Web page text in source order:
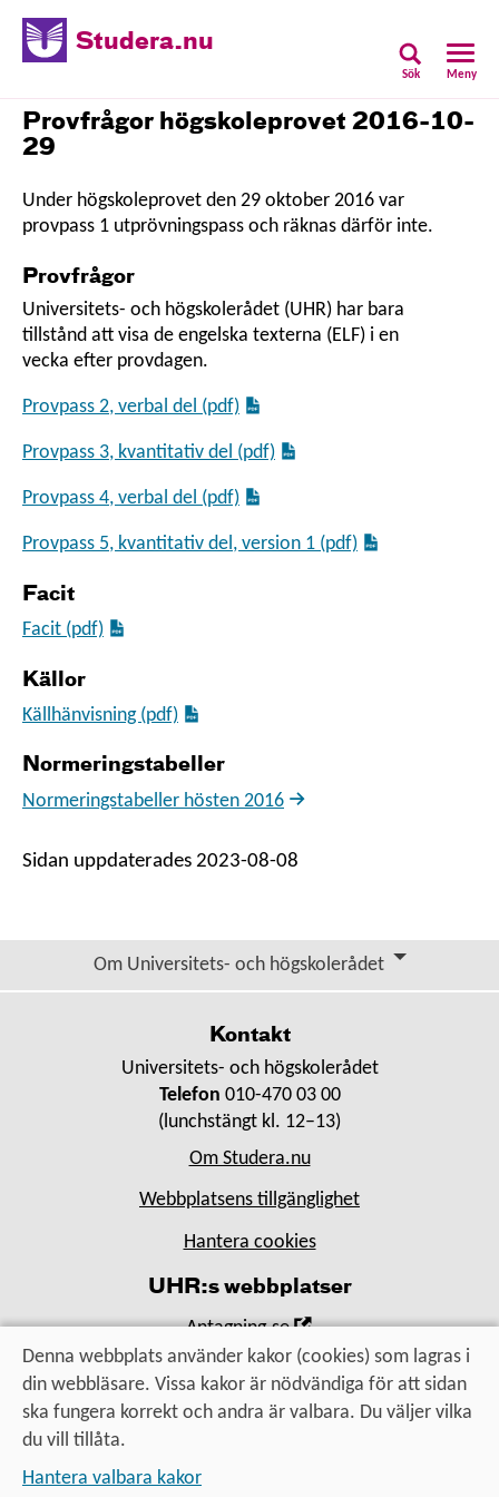
Studera.nu
Sök Meny
Provfrågor högskoleprovet 2016-10-
29
Under högskoleprovet den 29 oktober 2016 var
provpass 1 utprövningspass och räknas därför inte.
Provfrågor
Universitets- och högskolerådet (UHR) har bara
tillstånd att visa de engelska texterna (ELF) i en
vecka efter provdagen.
Provpass 2, verbal del (pdf)
Provpass 3, kvantitativ del (pdf)
Provpass 4, verbal del (pdf)
Provpass 5, kvantitativ del, version 1 (pdf)
Facit
Facit (pdf)
Källor
Källhänvisning (pdf)
Normeringstabeller
Normeringstabeller hösten 2016
Sidan uppdaterades 2023-08-08
Om Universitets- och högskolerådet
Kontakt
Universitets- och högskolerådet
Telefon 010-470 03 00
(lunchstängt kl. 12–13)
Om Studera.nu
Webbplatsens tillgänglighet
Hantera cookies
UHR:s webbplatser
Antagning.se
,
Öppna
i
nytt
Universityadmissions.se
,
Öppna
i
Uhr.se
,
Utbildning, utbyte, utveckling
Denna webbplats använder kakor (cookies) som lagras i
din webbläsare. Vissa kakor är nödvändiga för att sidan
ska fungera korrekt och andra är valbara. Du väljer vilka
du vill tillåta.
Hantera valbara kakor